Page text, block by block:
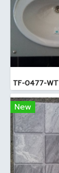
New